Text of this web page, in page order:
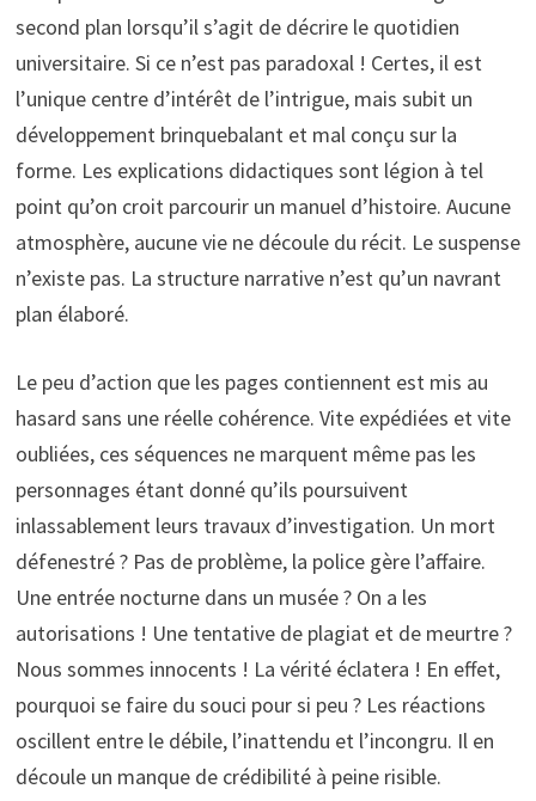
second plan lorsqu’il s’agit de décrire le quotidien
universitaire. Si ce n’est pas paradoxal ! Certes, il est
l’unique centre d’intérêt de l’intrigue, mais subit un
développement brinquebalant et mal conçu sur la
forme. Les explications didactiques sont légion à tel
point qu’on croit parcourir un manuel d’histoire. Aucune
atmosphère, aucune vie ne découle du récit. Le suspense
n’existe pas. La structure narrative n’est qu’un navrant
plan élaboré.
Le peu d’action que les pages contiennent est mis au
hasard sans une réelle cohérence. Vite expédiées et vite
oubliées, ces séquences ne marquent même pas les
personnages étant donné qu’ils poursuivent
inlassablement leurs travaux d’investigation. Un mort
défenestré ? Pas de problème, la police gère l’affaire.
Une entrée nocturne dans un musée ? On a les
autorisations ! Une tentative de plagiat et de meurtre ?
Nous sommes innocents ! La vérité éclatera ! En effet,
pourquoi se faire du souci pour si peu ? Les réactions
oscillent entre le débile, l’inattendu et l’incongru. Il en
découle un manque de crédibilité à peine risible.